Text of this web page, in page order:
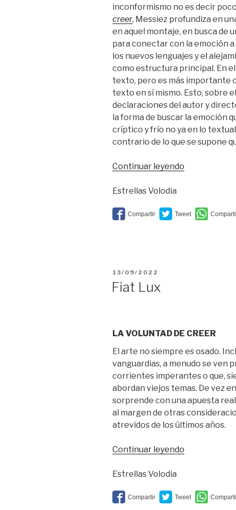
inconformismo no es decir
creer, Messiez profundiza en
en aquel montaje, en busca de
para conectar con la emoción
los nuevos lenguajes y el
como estructura principal. En
texto, pero es más importante
texto en sí mismo. Esto, sobre
declaraciones del autor y
la forma de buscar la emoción
críptico y frío no ya en lo
contrario de lo que se supone
Continuar leyendo
Estrellas Volodia
PUBLICADO
13/09/2022
Fiat Lux
LA VOLUNTAD DE CREER
El arte no siempre es osado.
vanguardias, a menudo se ven
corrientes imperantes o que,
abordan viejos temas. De vez
sorprende con una apuesta
al margen de otras
atrevidos de los últimos años.
Continuar leyendo
Estrellas Volodia